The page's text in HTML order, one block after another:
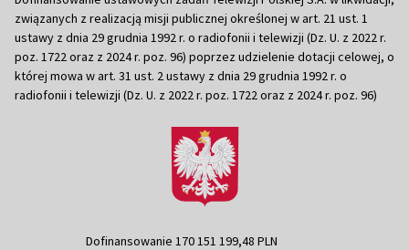
związanych z realizacją misji publicznej określonej w art. 21 ust. 1
ustawy z dnia 29 grudnia 1992 r. o radiofonii i telewizji (Dz. U. z 2022 r.
poz. 1722 oraz z 2024 r. poz. 96) poprzez udzielenie dotacji celowej, o
której mowa w art. 31 ust. 2 ustawy z dnia 29 grudnia 1992 r. o
radiofonii i telewizji (Dz. U. z 2022 r. poz. 1722 oraz z 2024 r. poz. 96)
Dofinansowanie 170 151 199,48 PLN